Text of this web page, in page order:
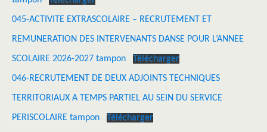
045-ACTIVITE EXTRASCOLAIRE – RECRUTEMENT ET
REMUNERATION DES INTERVENANTS DANSE POUR L’ANNEE
SCOLAIRE 2026-2027 tampon Télécharger
046-RECRUTEMENT DE DEUX ADJOINTS TECHNIQUES
TERRITORIAUX A TEMPS PARTIEL AU SEIN DU SERVICE
PERISCOLAIRE tampon Télécharger